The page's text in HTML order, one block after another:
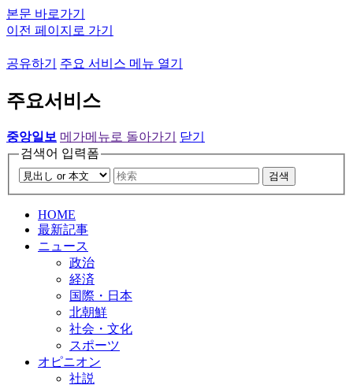
본문 바로가기
이전 페이지로 가기
공유하기 주요 서비스 메뉴 열기
주요서비스
중앙일보 메가메뉴로 돌아가기
닫기
검색어 입력폼
검색
HOME
最新記事
ニュース
政治
経済
国際・日本
北朝鮮
社会・文化
スポーツ
オピニオン
社説